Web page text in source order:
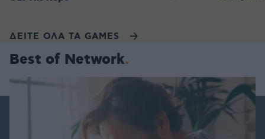
ΔΕΙΤΕ ΟΛΑ ΤΑ GAMES
Best of Network